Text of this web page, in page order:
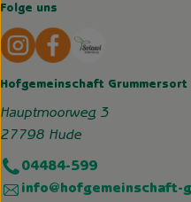
Folge uns
Externer Link zu https://
Hofgemeinschaft Grummersort
Hauptmoorweg 3
27798 Hude
04484-599
info@hofgemeinschaft-